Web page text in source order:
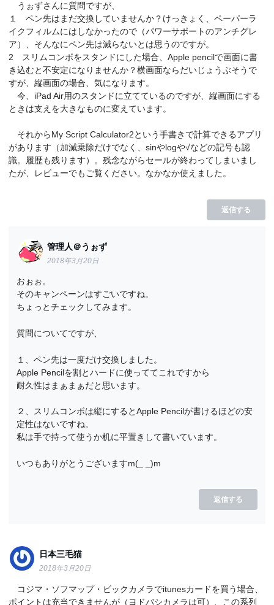
うぉずさんに質問ですが、
１ ペン先はまだ交換していませんか？けっきょく、ペーパーラ
イクフィルムにはしなかったので（パワーサポートのアンチグレ
ア）、そんなにペン先は減らないとは思うのですが。
2 スリムコンボをスタンドにした場合、Apple pencilで画面に書
き込むと不安定になりませんか？横画面ならだいじょうぶそうで
すが、縦画面の場合、気になります。
今、iPad Air用のスタンドに立てているのですが、縦画面にする
ときは支えを大きなものに変えています。
それからMy Script Calculator2という手書きで計算できるアプリ
があります（加減乗除だけでなく、sinやlogや√などの記号も認
識。履歴も残ります）。残念ながらセールが終わってしまいまし
たが、レビューでもご覧ください。なかなか使えました。
返信する
管理人＠うぉず
2018年3月20日
おぉぉ。
そのキャンペーンはすごいですね。
ちょっとチェックしてみます。
質問についてですが、
１、ペン先は一度だけ交換しました。
Apple Pencilを割とハードに使っててこれですから
耐久性はまぁまぁだと思います。
２、スリムコンボは縦にするとApple Pencilが書けるほどの安
定性はないですね。
私は手で持って使うか机に平置きして書いています。
いつもありがとうございますm(_ _)m
返信する
日本三毛猫
2018年3月20日
コジマ・ソフマップ・ビックカメラでitunesカードを買う場合、
ポイントは充当できませんが（ヨドバシカメラは可）、この系列